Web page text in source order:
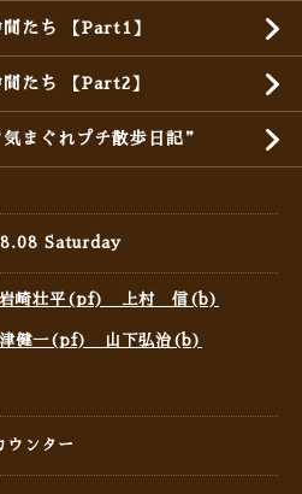
たち 【Part1】
たち 【Part2】
まぐれプチ散歩日記”
Saturday
崎壮平(pf) 上村 信(b)
健一(pf) 山下弘治(b)
ウンター